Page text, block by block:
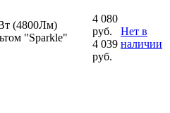
(4800Лм)
"Sparkle"
4 080
руб.
4 039
руб.
Нет в
наличии